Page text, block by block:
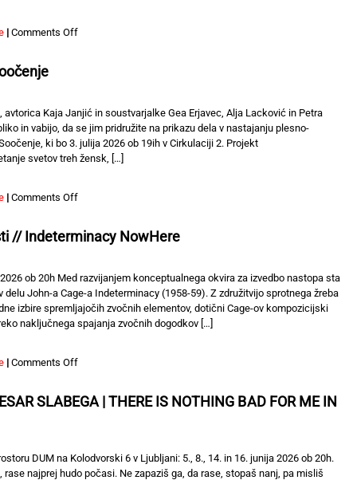
| Comments Offon
III
–
popolna
nevihta
svoj
Kaja Janjić in soustvarjalke Gea Erjavec, Alja Lacković in Petra
in vabijo, da se jim pridružite na prikazu dela v nastajanju plesno-
ki bo 3. julija 2026 ob 19ih v Cirkulaciji 2. Projekt
svetov treh žensk, […]
| Comments Offon
ManoAmano/Soočenje
// Indeterminacy NowHere
ob 20h Med razvijanjem konceptualnega okvira za izvedbo nastopa sta
John-a Cage-a Indeterminacy (1958-59). Z združitvijo sprotnega žreba
izbire spremljajočih zvočnih elementov, dotični Cage-ov kompozicijski
naključnega spajanja zvočnih dogodkov […]
| Comments Offon
//
SLABEGA | THERE IS NOTHING BAD FOR ME IN
DUM na Kolodvorski 6 v Ljubljani: 5., 8., 14. in 16. junija 2026 ob 20h.
najprej hudo počasi. Ne zapaziš ga, da rase, stopaš nanj, pa misliš